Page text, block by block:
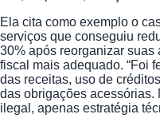
Ela cita como exemplo o
serviços que conseguiu
30% após reorganizar suas
fiscal mais adequado. “Foi
das receitas, uso de
das obrigações acessórias.
ilegal, apenas estratégia